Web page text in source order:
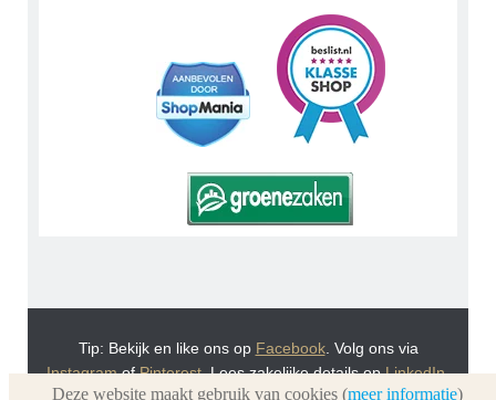
Tip: Bekijk en like ons op Facebook. Volg ons via
InstagramofPinterest. Lees zakelijke details opLinkedIn.
Deze website maakt gebruik van cookies (meer informatie)